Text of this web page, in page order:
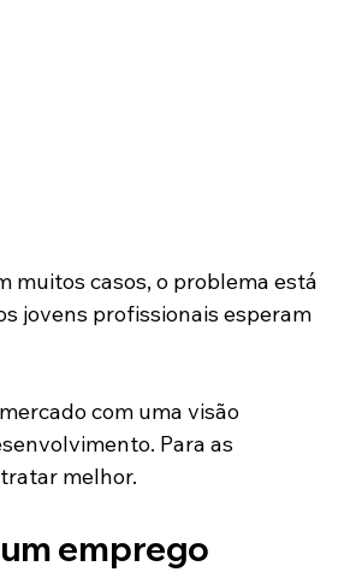
muitos casos, o problema está
jovens profissionais esperam
com uma visão
Para as
melhor.
emprego